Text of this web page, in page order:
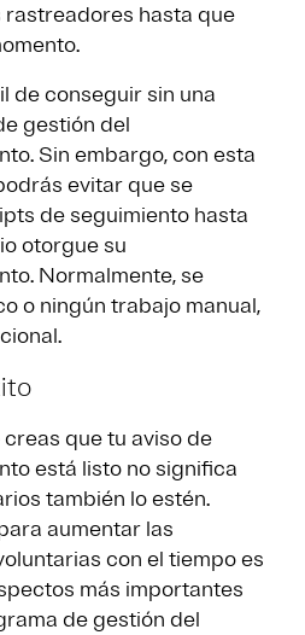
rastreadores hasta que
de conseguir sin una
gestión del
Sin embargo, con esta
evitar que se
de seguimiento hasta
otorgue su
Normalmente, se
o ningún trabajo manual,
que tu aviso de
está listo no significa
también lo estén.
aumentar las
con el tiempo es
más importantes
de gestión del